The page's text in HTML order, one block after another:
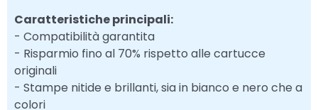
Caratteristiche principali:
- Compatibilità garantita
- Risparmio fino al 70% rispetto alle cartucce
originali
- Stampe nitide e brillanti, sia in bianco e nero che a
colori